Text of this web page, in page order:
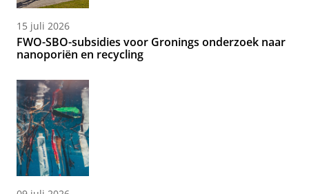
15 juli 2026
FWO-SBO-subsidies voor Gronings onderzoek naar
nanoporiën en recycling